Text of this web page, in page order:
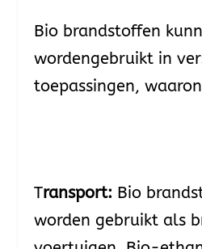
Bio brandstoffen
wordengebruikt in
toepassingen,
Transport: Bio
worden gebruikt als